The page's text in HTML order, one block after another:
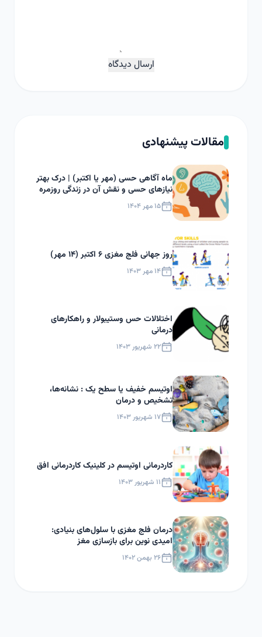
ارسال دیدگاه
مقالات پیشنهادی
ماه آگاهی حسی (مهر یا اکتبر) | درک بهتر
نیازهای حسی و نقش آن در زندگی روزمره
۱۵ مهر ۱۴۰۴
روز جهانی فلج مغزی ۶ اکتبر (۱۴ مهر)
۱۴ مهر ۱۴۰۳
اختلالات حس وستیبولار و راهکارهای
درمانی
۲۲ شهریور ۱۴۰۳
اوتیسم خفیف یا سطح یک : نشانه‌ها،
تشخیص و درمان
۱۷ شهریور ۱۴۰۳
کاردرمانی اوتیسم در کلینیک کاردرمانی افق
۱۱ شهریور ۱۴۰۳
درمان فلج مغزی با سلول‌های بنیادی:
امیدی نوین برای بازسازی مغز
۲۶ بهمن ۱۴۰۲